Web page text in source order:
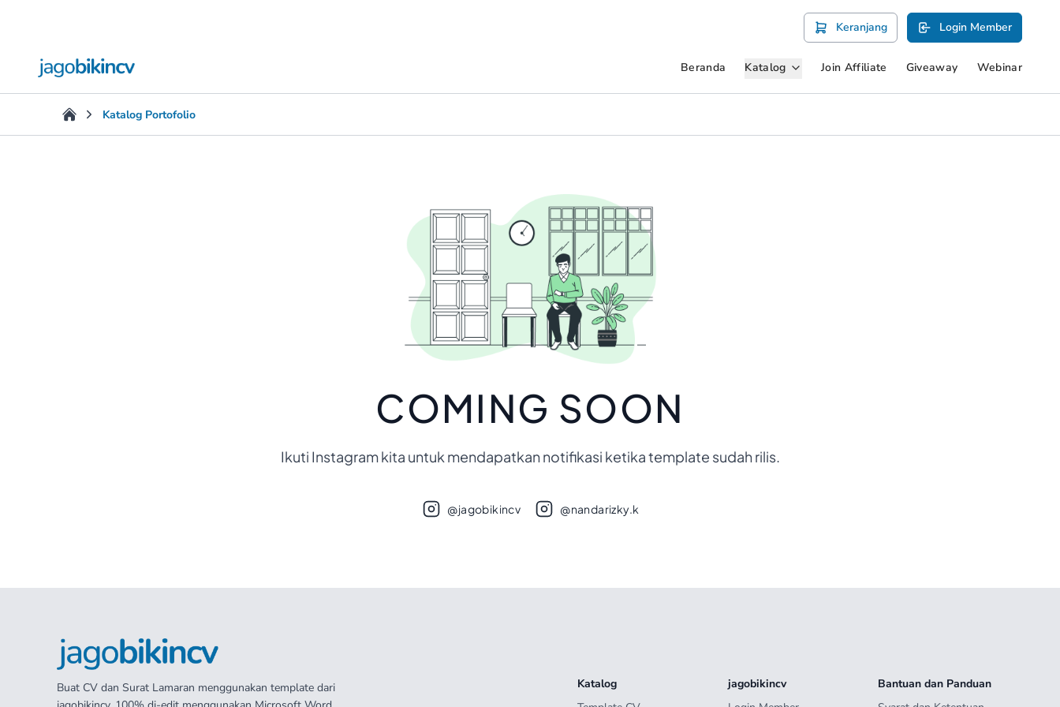
Keranjang Login Member
Navigasi
Beranda Katalog Join Affiliate Giveaway Webinar
Katalog Portofolio
COMING SOON
Ikuti Instagram kita untuk mendapatkan notifikasi ketika template sudah rilis.
@jagobikincv @nandarizky.k
Buat CV dan Surat Lamaran menggunakan template dari
Katalog
jagobikincv
Bantuan dan Panduan